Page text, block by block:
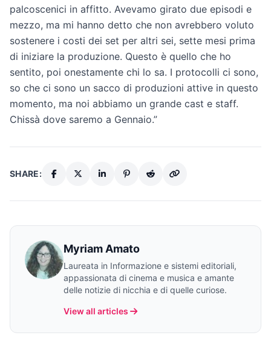
palcoscenici in affitto. Avevamo girato due episodi e
mezzo, ma mi hanno detto che non avrebbero voluto
sostenere i costi dei set per altri sei, sette mesi prima
di iniziare la produzione. Questo è quello che ho
sentito, poi onestamente chi lo sa. I protocolli ci sono,
so che ci sono un sacco di produzioni attive in questo
momento, ma noi abbiamo un grande cast e staff.
Chissà dove saremo a Gennaio.”
SHARE:
Myriam Amato
Laureata in Informazione e sistemi editoriali,
appassionata di cinema e musica e amante
delle notizie di nicchia e di quelle curiose.
View all articles